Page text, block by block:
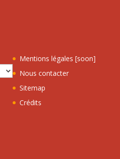
Mentions légales [soon]
Nous contacter
Sitemap
Crédits